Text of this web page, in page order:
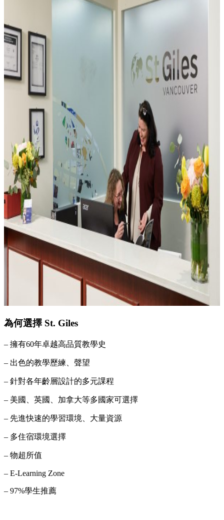
為何選擇 St. Giles
– 擁有60年卓越高品質教學史
– 出色的教學歷練、聲望
– 針對各年齡層設計的多元課程
– 美國、英國、加拿大等多國家可選擇
– 先進快速的學習環境、大量資源
– 多住宿環境選擇
– 物超所值
– E-Learning Zone
– 97%學生推薦